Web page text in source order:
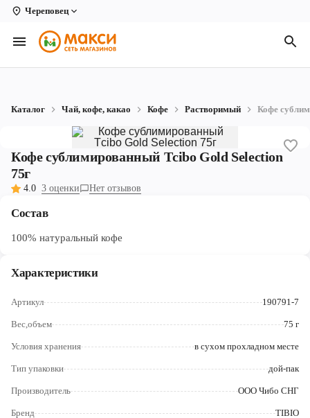
Череповец
Вологда
Архангельск
Кирово-Чепецк
Коряжма
Новодвинск
Ярославль
Каталог Чай, кофе, какао Кофе Растворимый Кофе
Кофе сублимированный Tсibo Gold Selection
75г
4.0 3 оценки Нет отзывов
Состав
100% натуральный кофе
Характеристики
Артикул 190791-7
Вес,объем 75 г
Условия хранения в сухом прохладном месте
Тип упаковки дой-пак
Производитель ООО Чибо СНГ
Бренд TIBIO